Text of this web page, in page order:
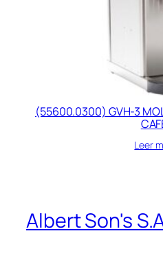
(55600.0300) GVH-3
Leer
Albert Son's